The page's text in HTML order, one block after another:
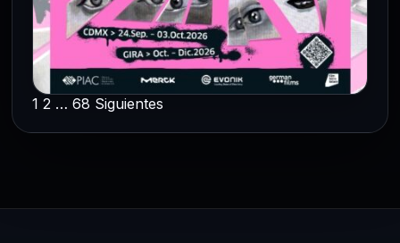
La edición 25 llegará a la CDMX del 24 de
Paginación
entradas
1 2 … 68 Siguientes